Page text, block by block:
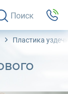
Поиск
Пластика